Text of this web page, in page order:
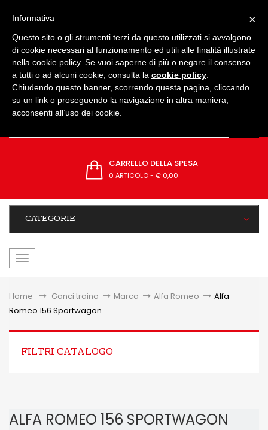
CARRELLO DELLA SPESA
0 ARTICOLO- € 0,00
CATEGORIE
navigazione
Home &gt;Ganci traino > Marca > Alfa Romeo > Alfa
Romeo 156 Sportwagon
FILTRI CATALOGO
ALFA ROMEO 156 SPORTWAGON
×
Informativa
Questo sito o gli strumenti terzi da questo utilizzati si avvalgono
di cookie necessari al funzionamento ed utili alle finalità illustrate
nella cookie policy. Se vuoi saperne di più o negare il consenso
a tutti o ad alcuni cookie, consulta la cookie policy
Chiudendo questo banner, scorrendo questa pagina, cliccando
su un link o proseguendo la navigazione in altra maniera,
acconsenti all’uso dei cookie.